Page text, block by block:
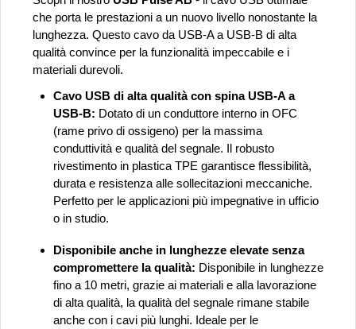
che porta le prestazioni a un nuovo livello nonostante la
lunghezza. Questo cavo da USB-A a USB-B di alta
qualità convince per la funzionalità impeccabile e i
materiali durevoli.
Cavo USB di alta qualità con spina USB-A a
USB-B: Dotato di un conduttore interno in OFC
(rame privo di ossigeno) per la massima
conduttività e qualità del segnale. Il robusto
rivestimento in plastica TPE garantisce flessibilità,
durata e resistenza alle sollecitazioni meccaniche.
Perfetto per le applicazioni più impegnative in ufficio
o in studio.
Disponibile anche in lunghezze elevate senza
compromettere la qualità: Disponibile in lunghezze
fino a 10 metri, grazie ai materiali e alla lavorazione
di alta qualità, la qualità del segnale rimane stabile
anche con i cavi più lunghi. Ideale per le